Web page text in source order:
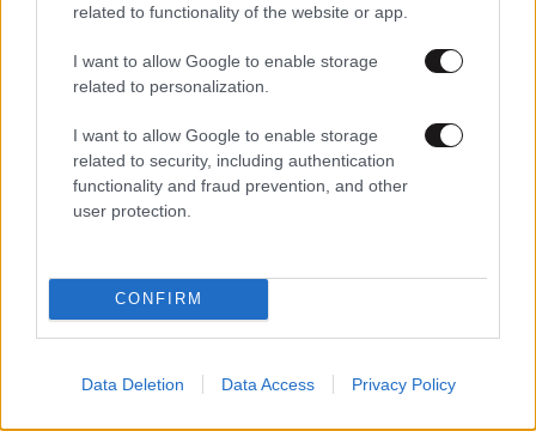
related to functionality of the website or app.
I want to allow Google to enable storage
related to personalization.
I want to allow Google to enable storage
related to security, including authentication
functionality and fraud prevention, and other
user protection.
CONFIRM
Data Deletion Data Access Privacy Policy
Οσοι το ξερουν αυτο το μερος απλα δεν περνούν
ούτε από έξω!! Μόνο ρωσοπόντιοι, ελβενοί κτλ
πηγαίνουν
Απαντήστε